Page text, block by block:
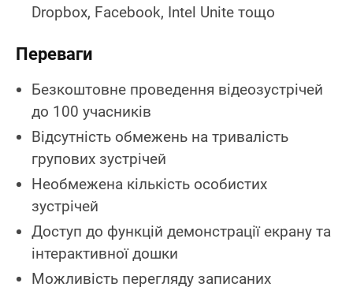
Dropbox, Facebook, Intel Unite тощо
Переваги
Безкоштовне проведення відеозустрічей
до 100 учасників
Відсутність обмежень на тривалість
групових зустрічей
Необмежена кількість особистих
зустрічей
Доступ до функцій демонстрації екрану та
інтерактивної дошки
Можливість перегляду записаних